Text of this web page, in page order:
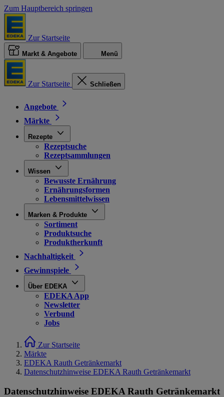
Zum Hauptbereich springen
Zur Startseite
Markt & Angebote Menü
Zur Startseite Schließen
Angebote
Märkte
Rezepte
Rezeptsuche
Rezeptsammlungen
Wissen
Bewusste Ernährung
Ernährungsformen
Lebensmittelwissen
Marken & Produkte
Sortiment
Produktsuche
Produktherkunft
Nachhaltigkeit
Gewinnspiele
Über EDEKA
EDEKA App
Newsletter
Verbund
Jobs
Zur Startseite
Märkte
EDEKA Rauth Getränkemarkt
Datenschutzhinweise EDEKA Rauth Getränkemarkt
Datenschutzhinweise EDEKA Rauth Getränkemarkt